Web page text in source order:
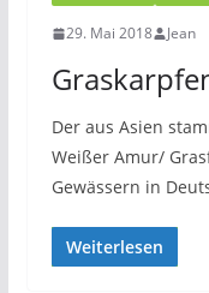
29. Mai 2018 Jean
Der aus Asien
Weißer Amur/
Gewässern in
Weiterlesen